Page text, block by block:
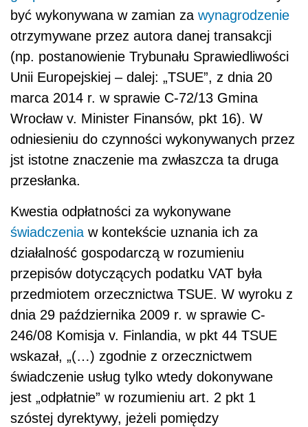
być wykonywana w zamian za wynagrodzenie
otrzymywane przez autora danej transakcji
(np. postanowienie Trybunału Sprawiedliwości
Unii Europejskiej – dalej: „TSUE”, z dnia 20
marca 2014 r. w sprawie C-72/13 Gmina
Wrocław v. Minister Finansów, pkt 16). W
odniesieniu do czynności wykonywanych przez
jst istotne znaczenie ma zwłaszcza ta druga
przesłanka.
Kwestia odpłatności za wykonywane
świadczenia w kontekście uznania ich za
działalność gospodarczą w rozumieniu
przepisów dotyczących podatku VAT była
przedmiotem orzecznictwa TSUE. W wyroku z
dnia 29 października 2009 r. w sprawie C-
246/08 Komisja v. Finlandia, w pkt 44 TSUE
wskazał, „(…) zgodnie z orzecznictwem
świadczenie usług tylko wtedy dokonywane
jest „odpłatnie” w rozumieniu art. 2 pkt 1
szóstej dyrektywy, jeżeli pomiędzy